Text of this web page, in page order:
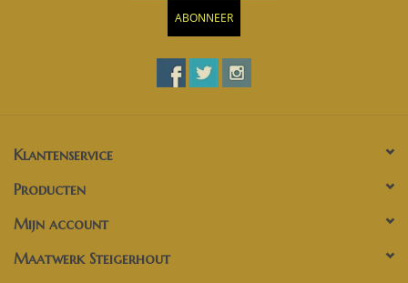
ABONNEER
Klantenservice
Producten
Mijn account
Maatwerk Steigerhout